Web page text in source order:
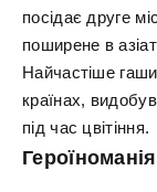
посідає друге
поширене в
Найчастіше
країнах,
під час цвітіння.
Героїноманія